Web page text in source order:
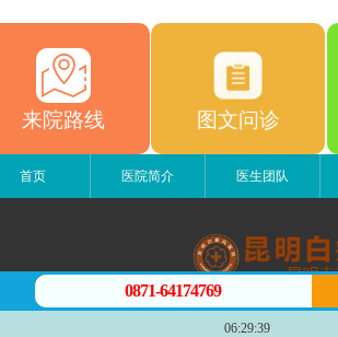
来院路线 图文问诊
首页 医院简介 医生团队
昆明白
昆明市五华区
0871-64174769
06:29:39